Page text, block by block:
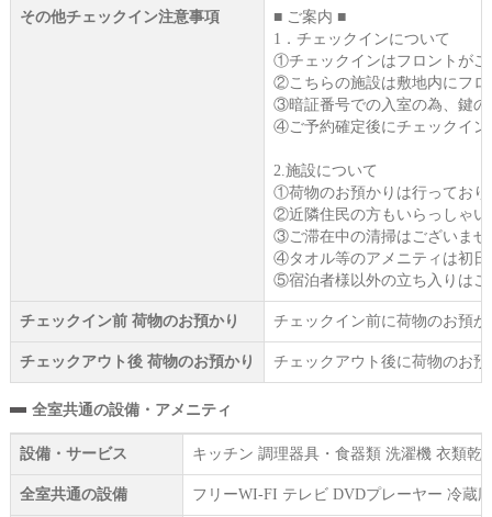
その他チェックイン注意事項
■ ご案内 ■
1．チェックインについて
①チェックインはフロントがご
②こちらの施設は敷地内にフロ
③暗証番号での入室の為、鍵
④ご予約確定後にチェックイン
2.施設について
①荷物のお預かりは行っており
②近隣住民の方もいらっしゃい
③ご滞在中の清掃はございませ
④タオル等のアメニティは初
⑤宿泊者様以外の立ち入りはご
チェックイン前 荷物のお預かり チェックイン前に荷物のお預
チェックアウト後 荷物のお預かり チェックアウト後に荷物のお
全室共通の設備・アメニティ
設備・サービス キッチン 調理器具・食器類 洗濯機 衣類乾
全室共通の設備 フリーWI‐FI テレビ DVDプレーヤー 冷蔵